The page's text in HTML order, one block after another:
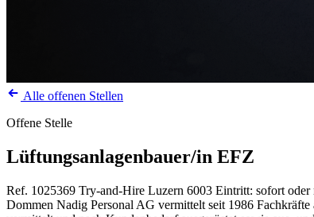
Alle offenen Stellen
Offene Stelle
Lüftungsanlagenbauer/in EFZ
Ref. 1025369 Try-and-Hire Luzern 6003 Eintritt: sofort oder
Dommen Nadig Personal AG vermittelt seit 1986